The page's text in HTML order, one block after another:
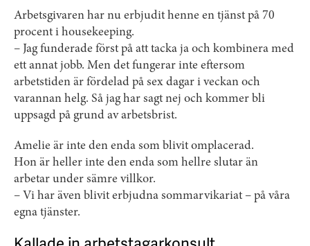
Arbetsgivaren har nu erbjudit henne en tjänst på 70
procent i housekeeping.
– Jag funderade först på att tacka ja och kombinera med
ett annat jobb. Men det fungerar inte eftersom
arbetstiden är fördelad på sex dagar i veckan och
varannan helg. Så jag har sagt nej och kommer bli
uppsagd på grund av arbetsbrist.
Amelie är inte den enda som blivit omplacerad.
Hon är heller inte den enda som hellre slutar än
arbetar under sämre villkor.
– Vi har även blivit erbjudna sommarvikariat ­– på våra
egna tjänster.